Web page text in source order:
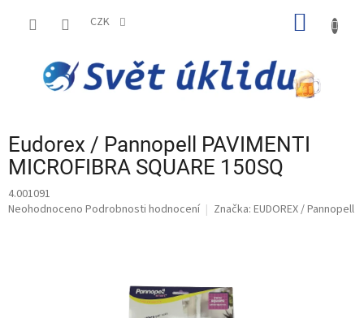
CZK
Eudorex / Pannopell PAVIMENTI
MICROFIBRA SQUARE 150SQ
4.001091
Průměrné
Neohodnoceno Podrobnosti hodnocení Značka: EUDOREX / Pannopell